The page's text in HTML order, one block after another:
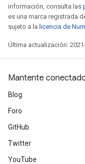
información, consulta las
es una marca registrada
sujeto a la licencia de
Última actualización:
Mantente
Blog
Foro
GitHub
Twitter
YouTube